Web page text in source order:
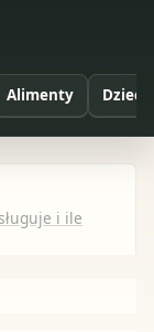
Alimenty Dzieci
i ile